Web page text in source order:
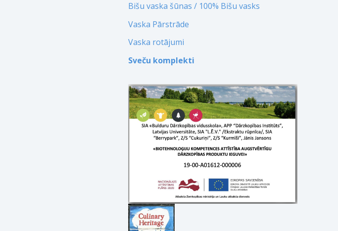
Bišu vaska šūnas / 100% Bišu vasks
Vaska Pārstrāde
Vaska rotājumi
Sveču komplekti